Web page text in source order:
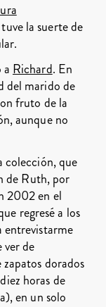
la suerte de
a Richard. En
del marido de
fruto de la
aunque no
colección, que
de Ruth, por
2002 en el
regresé a los
entrevistarme
de
dorados
horas de
en un solo